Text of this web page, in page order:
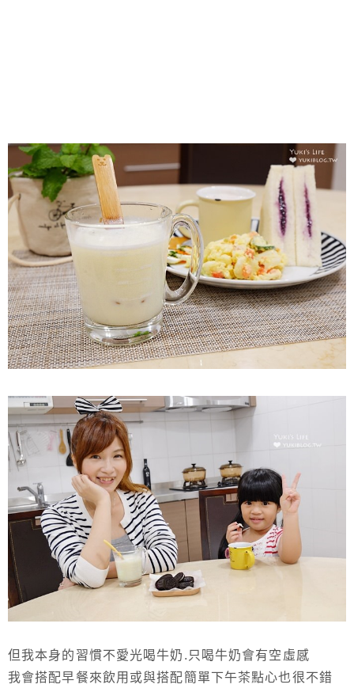
但我本身的習慣不愛光喝牛奶.只喝牛奶會有空虛感
我會搭配早餐來飲用或與搭配簡單下午茶點心也很不錯